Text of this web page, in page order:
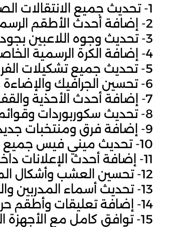
1- تحديث جميع الانتقالات الصيفية لموسم 2026.
2- إضافة أحدث الأطقم الرسمية لجميع الفرق.
3- تحديث وجوه اللاعبين بجودة عالية وواقعية.
4- إضافة الكرة الرسمية الخاصة بالموسم الجديد.
5- تحديث جميع تشكيلات الفرق والمنتخبات.
6- تحسين الجرافيك والإضاءة داخل اللعبة.
7- إضافة أحدث الأحذية والقفازات الجديدة.
8- تحديث سكوربوردات وقوائم اللعبة بشكل عصري.
9- إضافة فرق ومنتخبات جديدة للموسم الحالي.
10- تحديث ميني فيس جميع اللاعبين المشهورين.
11- إضافة أحدث الإعلانات داخل الملاعب.
12- تحسين العشب وأشكال الملاعب بجودة HD.
13- تحديث أسماء المدربين والخطط الرسمية.
14- إضافة تعليقات وأطقم حراس محدثة.
15- توافق كامل مع الأجهزة الضعيفة والمتوسطة بدون مشاكل.